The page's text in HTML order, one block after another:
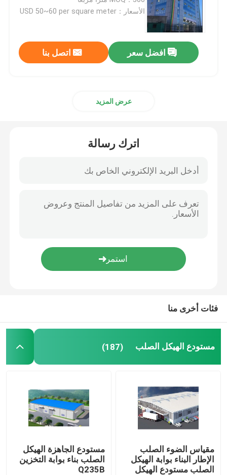
مبنى فولاذي مسبق الصنع
منصة الهيكل الصلب
ملعب الهيكل الصلب
جسر الهيكل الصلب
دفيئة زجاجية فينلو
الأسعار：USD 50~60 per square meter
افضل سعر اتصل بنا
عرض المزيد
اترك رسالة
فئات أخرى منا
مستودع الهيكل الصلب (187)
مقياس الضوء الصلب
الإطار البناء بوابة الهيكل
الصلب مستودع الهيكل
مستودع الجاهزة الهيكل
الصلب بناء بوابة التخزين
Q235B